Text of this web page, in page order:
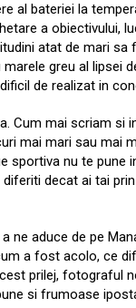
al bateriei la
a obiectivului,
atat de mari sa
greu al lipsei
de realizat in
Cum mai scriam si
mai mari sau mai
nu te pune
decat ai tai
ne aduce de pe
a fost acolo, ce
prilej, fotograful
si frumoase